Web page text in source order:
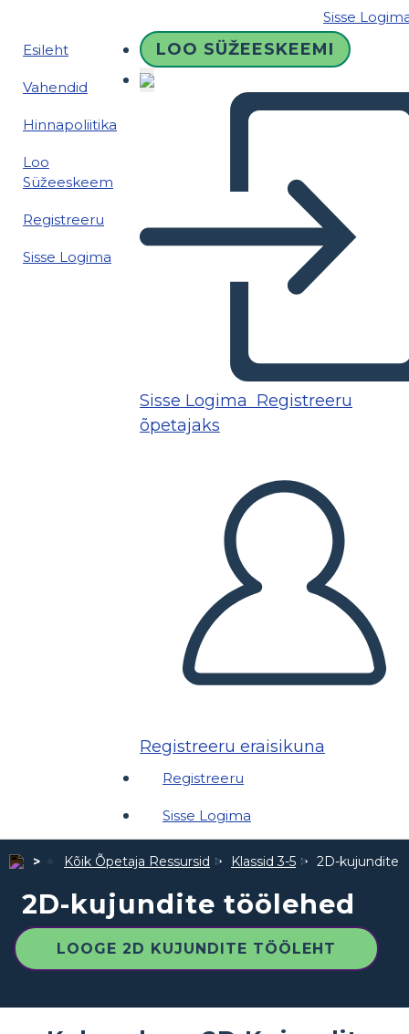
Sisse
Esileht
Vahendid
Hinnapoliitika
Loo
Süžeeskeem
Registreeru
Sisse Logima
LOO SÜŽEESKEEMI
Sisse Logima Registreeru
õpetajaks
Registreeru eraisikuna
Registreeru
Sisse Logima
Kõik Õpetaja Ressursid Klassid 3-5 2D-kujundite
2D-kujundite töölehed
LOOGE 2D KUJUNDITE TÖÖLEHT